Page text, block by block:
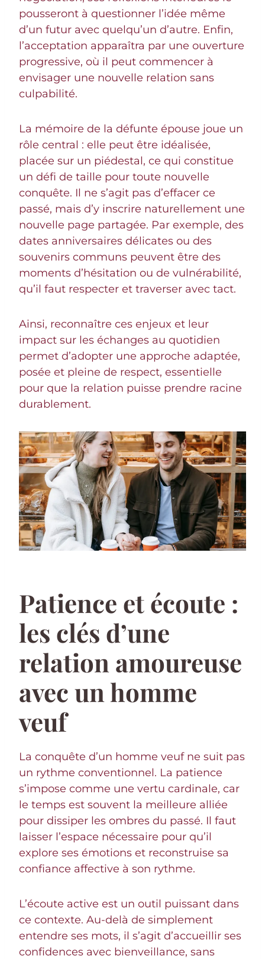
pousseront à questionner l’idée même
d’un futur avec quelqu’un d’autre. Enfin,
l’acceptation apparaîtra par une ouverture
progressive, où il peut commencer à
envisager une nouvelle relation sans
culpabilité.
La mémoire de la défunte épouse joue un
rôle central : elle peut être idéalisée,
placée sur un piédestal, ce qui constitue
un défi de taille pour toute nouvelle
conquête. Il ne s’agit pas d’effacer ce
passé, mais d’y inscrire naturellement une
nouvelle page partagée. Par exemple, des
dates anniversaires délicates ou des
souvenirs communs peuvent être des
moments d’hésitation ou de vulnérabilité,
qu’il faut respecter et traverser avec tact.
Ainsi, reconnaître ces enjeux et leur
impact sur les échanges au quotidien
permet d’adopter une approche adaptée,
posée et pleine de respect, essentielle
pour que la relation puisse prendre racine
durablement.
Patience et écoute :
les clés d’une
relation amoureuse
avec un homme
veuf
La conquête d’un homme veuf ne suit pas
un rythme conventionnel. La patience
s’impose comme une vertu cardinale, car
le temps est souvent la meilleure alliée
pour dissiper les ombres du passé. Il faut
laisser l’espace nécessaire pour qu’il
explore ses émotions et reconstruise sa
confiance affective à son rythme.
L’écoute active est un outil puissant dans
ce contexte. Au-delà de simplement
entendre ses mots, il s’agit d’accueillir ses
confidences avec bienveillance, sans